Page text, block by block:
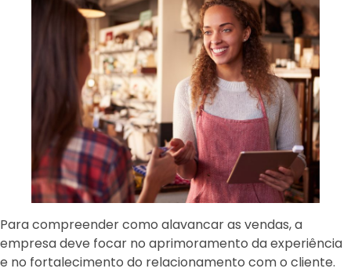
Para compreender como alavancar as vendas, a
empresa deve focar no aprimoramento da experiência
e no fortalecimento do relacionamento com o cliente.